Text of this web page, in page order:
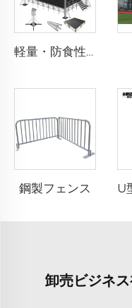
軽量・防食性アルミニウムトラス装飾イベントディスプレイ、結婚式照明トラスディスプレイ、人気商品
鋼製フェンス
卸売ビジネ